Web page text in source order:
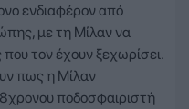
ενδιαφέρον από
με τη Μίλαν να
τον έχουν ξεχωρίσει.
πως η Μίλαν
ποδοσφαιριστή